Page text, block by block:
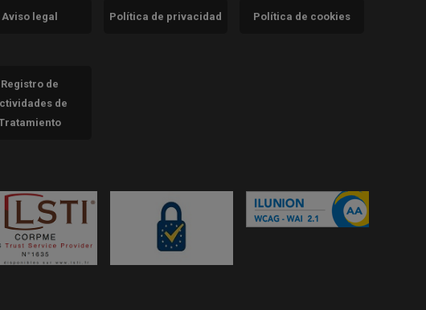
nueva)
nueva)
Aviso legal Política de privacidad Política de cookies
Registro de
de